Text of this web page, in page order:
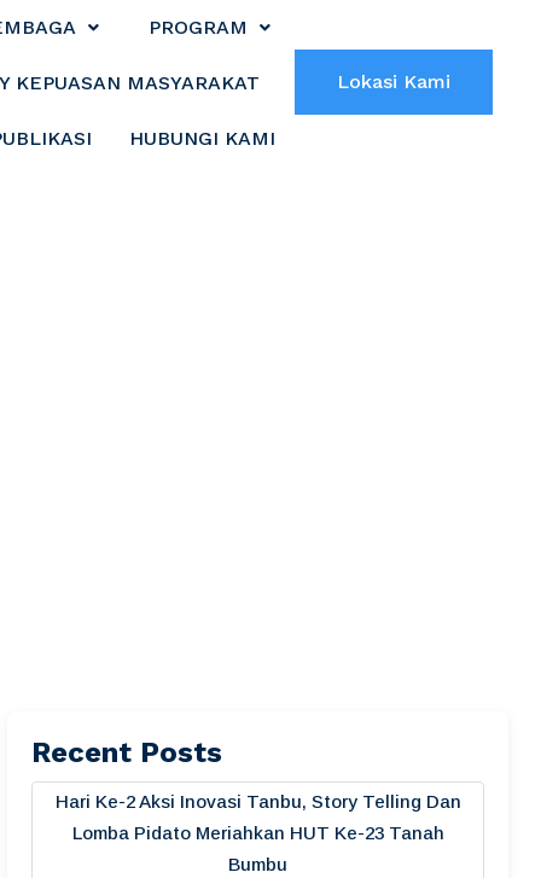
PROGRAM
KEPUASAN MASYARAKAT
HUBUNGI KAMI
Lokasi Kami
Recent Posts
Hari Ke-2 Aksi Inovasi Tanbu, Story Telling Dan
Lomba Pidato Meriahkan HUT Ke-23 Tanah
Bumbu